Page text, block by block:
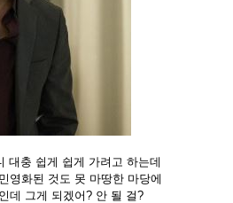
대충 쉽게 쉽게 가려고 하는데
영화된 것도 못 마땅한 마당에
데 그게 되겠어? 안 될 걸?